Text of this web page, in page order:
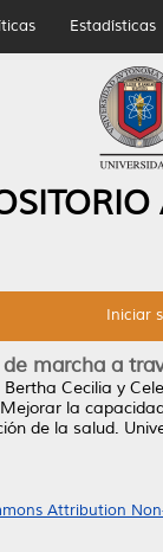
Estadísticas
Iniciar
marcha a
Cecilia y
Mejorar la
de la salud.
Attribution